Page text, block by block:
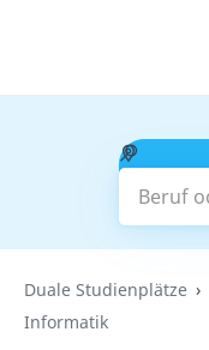
Beruf
Duale Studienplätze
Informatik